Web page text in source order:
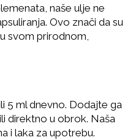
naše ulje ne
Ovo znači da su
svom prirodnom,
5 ml dnevno. Dodajte ga
direktno u obrok. Naša
i laka za upotrebu.